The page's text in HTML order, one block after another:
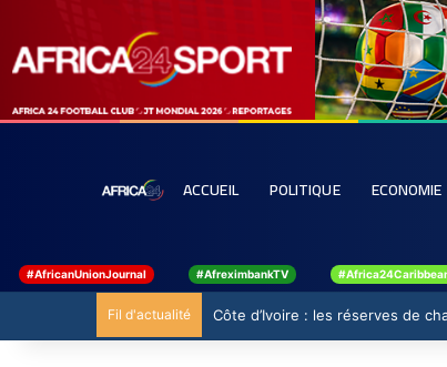
ACCUEIL POLITIQUE ECONOMIE
#AfricanUnionJournal #AfreximbankTV
Fil d'actualité Côte d’Ivoire : les réserves de